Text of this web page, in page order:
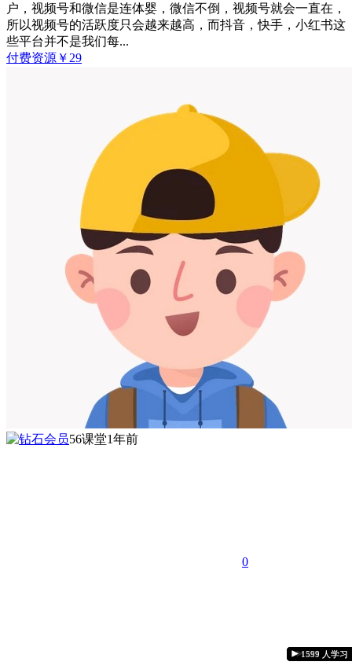
1437 人学习
1512 人学习
1077 人学习
1704 人学习
1290 人学习
1328 人学习
1459 人学习
1155 人学习
1322 人学习
户，视频号和微信是连体婴，微信不倒，视频号就会一直在，
所以视频号的活跃度只会越来越高，而抖音，快手，小红书这
些平台并不是我们每...
付费资源 ￥ 29
56课堂1年前
0
1700 人学习
997 人学习
1417 人学习
1551 人学习
1599 人学习